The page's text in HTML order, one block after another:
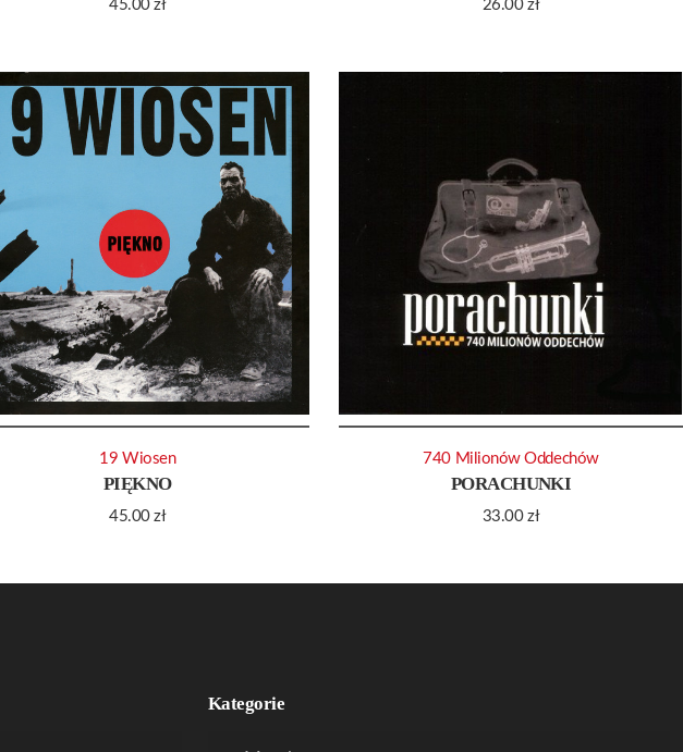
45.00zł 26.00zł
PIĘKNO
45.00zł
19 Wiosen
PORACHUNKI
33.00zł
740 Milionów Oddechów
Kategorie